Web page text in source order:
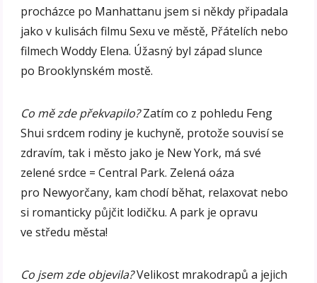
procházce po Manhattanu jsem si někdy připadala
jako v kulisách filmu Sexu ve městě, Přátelích nebo
filmech Woddy Elena. Úžasný byl západ slunce
po Brooklynském mostě.
Co mě zde překvapilo?Zatím co z pohledu Feng
Shui srdcem rodiny je kuchyně, protože souvisí se
zdravím, tak i město jako je New York, má své
zelené srdce = Central Park. Zelená oáza
pro Newyorčany, kam chodí běhat, relaxovat nebo
si romanticky půjčit lodičku. A park je opravu
ve středu města!
Co jsem zde objevila?Velikost mrakodrapů a jejich